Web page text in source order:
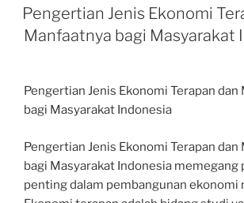
ON
Pengertian Jenis Ekonomi
Manfaatnya bagi Masyarakat
Pengertian Jenis Ekonomi Terapan dan
bagi Masyarakat Indonesia
Pengertian Jenis Ekonomi Terapan dan
bagi Masyarakat Indonesia memegang
penting dalam pembangunan ekonomi